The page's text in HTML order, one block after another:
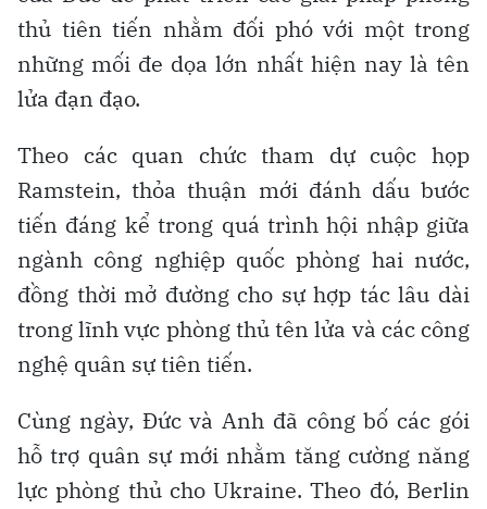
thủ tiên tiến nhằm đối phó với một trong
những mối đe dọa lớn nhất hiện nay là tên
lửa đạn đạo.
Theo các quan chức tham dự cuộc họp
Ramstein, thỏa thuận mới đánh dấu bước
tiến đáng kể trong quá trình hội nhập giữa
ngành công nghiệp quốc phòng hai nước,
đồng thời mở đường cho sự hợp tác lâu dài
trong lĩnh vực phòng thủ tên lửa và các công
nghệ quân sự tiên tiến.
Cùng ngày, Đức và Anh đã công bố các gói
hỗ trợ quân sự mới nhằm tăng cường năng
lực phòng thủ cho Ukraine. Theo đó, Berlin